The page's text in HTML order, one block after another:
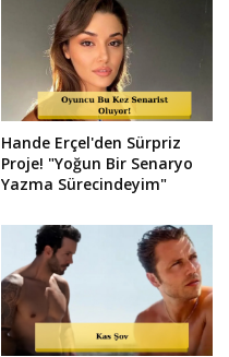
Hande Erçel'den Sürpriz
Proje! "Yoğun Bir Senaryo
Yazma Sürecindeyim"